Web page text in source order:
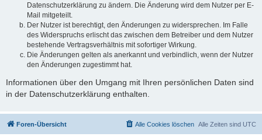
Datenschutzerklärung zu ändern. Die Änderung wird dem Nutzer per E-
Mail mitgeteilt.
Der Nutzer ist berechtigt, den Änderungen zu widersprechen. Im Falle
des Widerspruchs erlischt das zwischen dem Betreiber und dem Nutzer
bestehende Vertragsverhältnis mit sofortiger Wirkung.
Die Änderungen gelten als anerkannt und verbindlich, wenn der Nutzer
den Änderungen zugestimmt hat.
Informationen über den Umgang mit Ihren persönlichen Daten sind
in der Datenschutzerklärung enthalten.
Foren-Übersicht Alle Zeiten sind UTC
Alle Cookies löschen